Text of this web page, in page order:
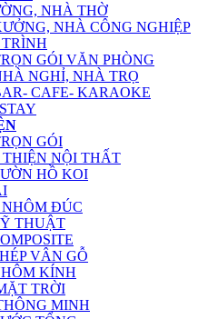
NHÀ THỜ
NHÀ CÔNG NGHIỆP
GÓI VĂN PHÒNG
NGHỈ, NHÀ TRỌ
CAFE- KARAOKE
GÓI
NỘI THẤT
HỒ KOI
ĐÚC
THUẬT
VÂN GỖ
KÍNH
TRỜI
MINH